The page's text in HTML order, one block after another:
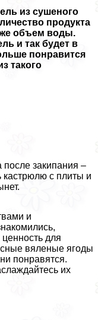
из сушеного
продукта
же объем воды.
и так будет в
понравится
такого
после закипания –
кастрюлю с плиты и
и
для
вяленые ягоды
понравятся.
их